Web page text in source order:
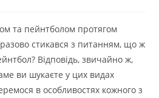
та пейнтболом протягом
стикався з питанням, що ж
Відповідь, звичайно ж,
ви шукаєте у цих видах
в особливостях кожного з